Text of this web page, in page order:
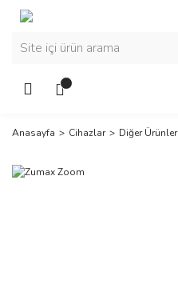
Anasayfa Cihazlar Diğer Ürünler